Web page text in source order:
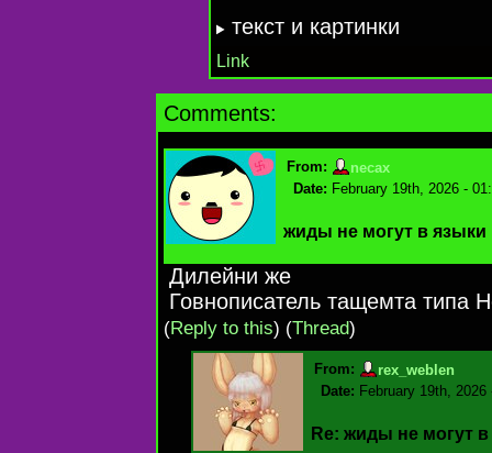
текст и картинки
Link
Comments:
From:
necax
Date: February 19th, 2026 -
жиды не могут в языки
Дилейни же
Говнописатель тащемта типа
(Reply to this) (Thread)
From:
rex_weblen
Date: February 19th, 2026
Re: жиды не могут